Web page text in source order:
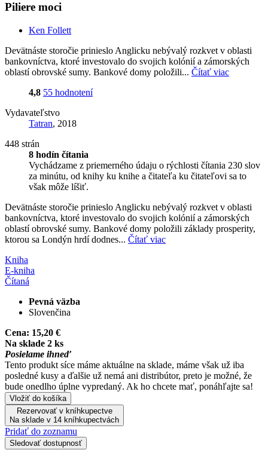
Piliere moci
Ken Follett
Devätnáste storočie prinieslo Anglicku nebývalý rozkvet v oblasti
bankovníctva, ktoré investovalo do svojich kolónií a zámorských
oblastí obrovské sumy. Bankové domy položili... Čítať viac
4,8 55 hodnotení
Vydavateľstvo
Tatran, 2018
448 strán
8 hodín čítania
Vychádzame z priemerného údaju o rýchlosti čítania 230 slov
za minútu, od knihy ku knihe a čitateľa ku čitateľovi sa to
však môže líšiť.
Devätnáste storočie prinieslo Anglicku nebývalý rozkvet v oblasti
bankovníctva, ktoré investovalo do svojich kolónií a zámorských
oblastí obrovské sumy. Bankové domy položili základy prosperity,
ktorou sa Londýn hrdí dodnes... Čítať viac
Kniha
E-kniha
Čítaná
Pevná väzba
Slovenčina
Cena: 15,20 €
Na sklade 2 ks
Posielame ihneď
Tento produkt síce máme aktuálne na sklade, máme však už iba
posledné kusy a ďalšie už nemá ani distribútor, preto je možné, že
bude onedlho úplne vypredaný. Ak ho chcete mať, ponáhľajte sa!
Vložiť do košíka
Rezervovať v kníhkupectve
Na sklade v 14 kníhkupectvách
Pridať do zoznamu
Sledovať dostupnosť